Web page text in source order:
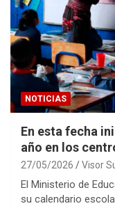
NOTICIAS
En esta fecha
año en los
27/05/2026 Visor
El Ministerio de
su calendario